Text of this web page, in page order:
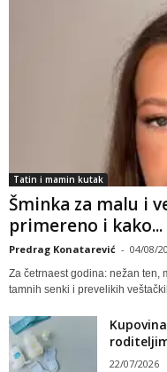
Tatin i mamin kutak
Šminka za malu i
primereno i kako...
Predrag Konatarević - 04/08/
Za četrnaest godina: nežan ten,
tamnih senki i prevelikih
22/07/2026